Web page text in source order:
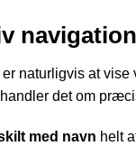
navigation
naturligvis at
det om
med navn helt